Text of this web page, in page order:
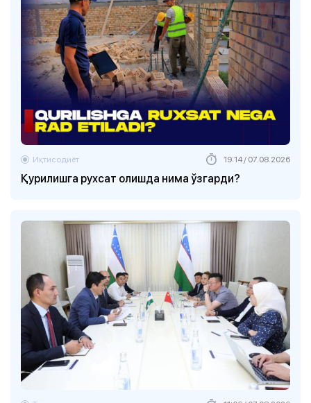
Қурилишга рухсат олишда нима ўзгарди?
Иқтисодиёт 19:14 / 07.08.2026